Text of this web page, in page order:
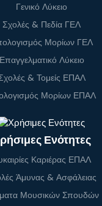
Γενικό Λύκειο
Σχολές & Πεδία ΓΕΛ
Μορίων ΓΕΛ
Επαγγελματικό Λύκειο
& Τομείς ΕΠΑΛ
Μορίων ΕΠΑΛ
Ενότητες
Καριέρας ΕΠΑΛ
Άμυνας & Ασφάλειας
Μουσικών Σπουδών